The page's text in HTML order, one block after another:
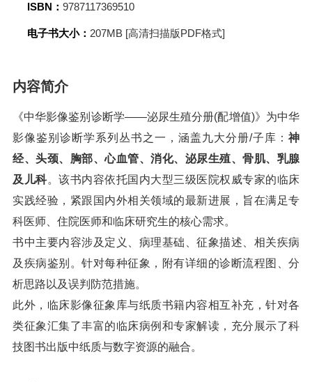
ISBN： 9787117369510
电子书大小： 207MB [高清扫描版PDF格式]
内容简介
《中华影像鉴别诊断学——泌尿生殖分册(配增值)》为中华
影像鉴别诊断学系列丛书之一，涵盖九大分册/子库： 神
经、头颈、胸部、心血管、消化、泌尿生殖、骨肌、乳腺
及儿科。该书内容依托国内大型三级医院权威专家的临床
实践经验，紧跟国内外相关领域的最新进展，旨在满足专
科医师、住院医师和临床研究生的核心需求。
书中主要内容涉及定义、病理基础、征象描述、相关疾病
及疾病鉴别。针对每种征象，附有详细的诊断流程图、分
析思路以及误判防范措施。
此外，临床影像征象库与纸质书籍内容相互补充，针对各
类征象汇集了丰富的临床病例和专家解读，充分展示了科
技图书出版中纸质与数字资源的融合。